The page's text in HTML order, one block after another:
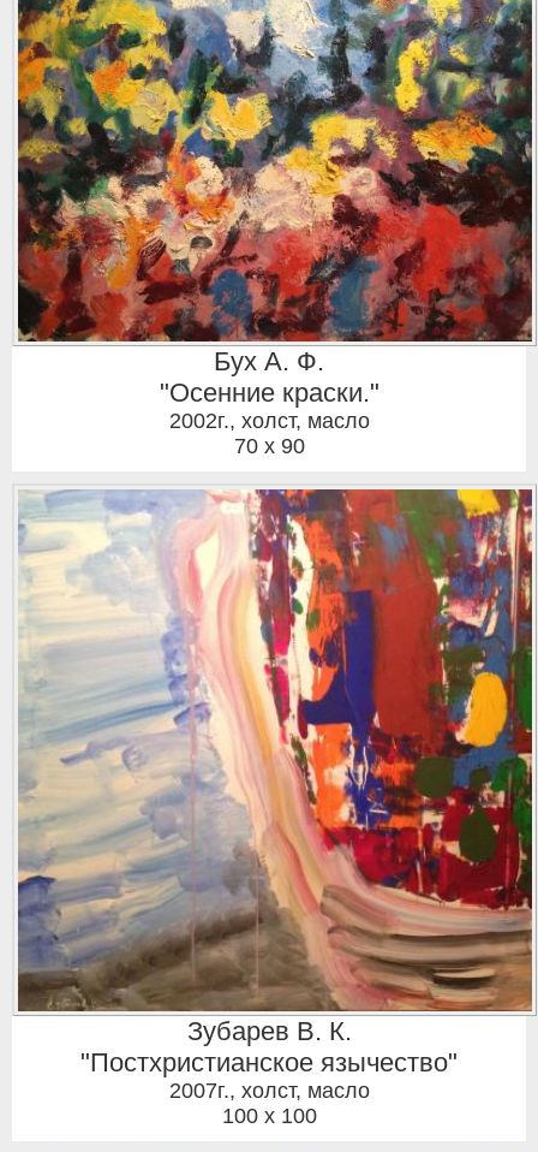
Бух А. Ф.
"Осенние краски."
2002г., холст, масло
70 x 90
Зубарев В. К.
"Постхристианское язычество"
2007г., холст, масло
100 x 100